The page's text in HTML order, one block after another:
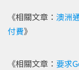
《相關文章： 澳洲
付費》
《相關文章： 要求